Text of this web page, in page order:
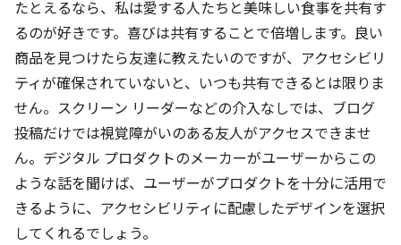
たとえるなら、私は愛する人たちと美味しい食事を共有す
るのが好きです。喜びは共有することで倍増します。良い
商品を見つけたら友達に教えたいのですが、アクセシビリ
ティが確保されていないと、いつも共有できるとは限りま
せん。スクリーン リーダーなどの介入なしでは、ブログ
投稿だけでは視覚障がいのある友人がアクセスできませ
ん。デジタル プロダクトのメーカーがユーザーからこの
ような話を聞けば、ユーザーがプロダクトを十分に活用で
きるように、アクセシビリティに配慮したデザインを選択
してくれるでしょう。